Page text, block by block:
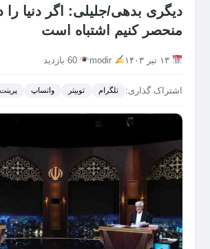
دیگری بدهی/جلیلی: اگر دنیا را
منحصر کنیم اشتباه است
60 بازدید
اشتراک گذاری: تلگرام توییتر واتساپ پرینت